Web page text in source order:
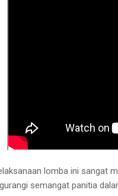
lomba ini sangat
semangat panitia